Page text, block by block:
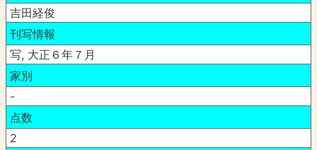
吉田経俊
刊写情報
写, 大正６年７月
家別
-
点数
2